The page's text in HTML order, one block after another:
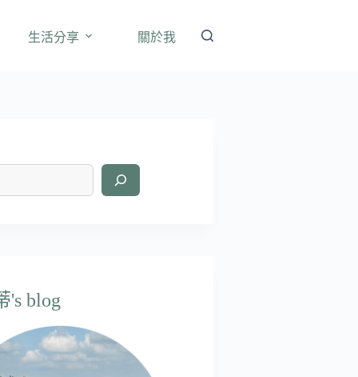
生活分享 關於我
's blog